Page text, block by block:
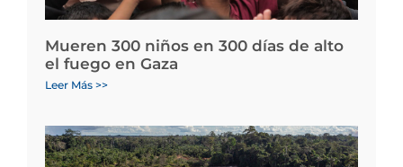
Mueren 300 niños en 300 días de alto
el fuego en Gaza
Leer Más >>